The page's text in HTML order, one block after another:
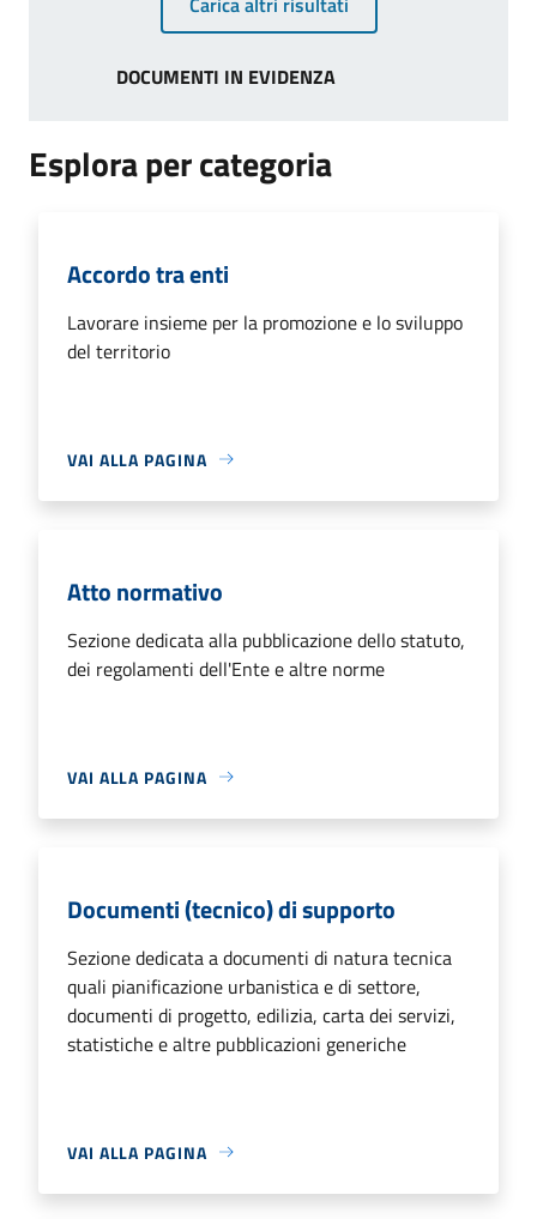
DOCUMENTI IN EVIDENZA
Esplora per categoria
Accordo tra enti
Lavorare insieme per la promozione e lo sviluppo
del territorio
VAI ALLA PAGINA
Atto normativo
Sezione dedicata alla pubblicazione dello statuto,
dei regolamenti dell'Ente e altre norme
VAI ALLA PAGINA
Documenti (tecnico) di supporto
Sezione dedicata a documenti di natura tecnica
quali pianificazione urbanistica e di settore,
documenti di progetto, edilizia, carta dei servizi,
statistiche e altre pubblicazioni generiche
VAI ALLA PAGINA